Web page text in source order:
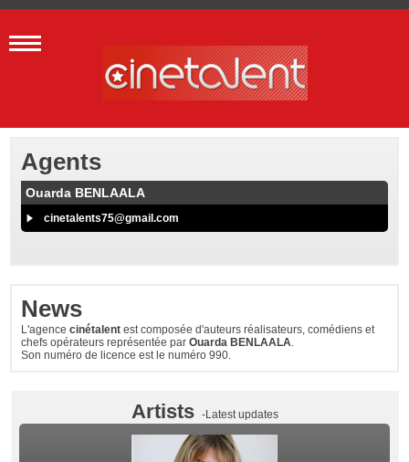
News
L'agencecinétalent est composée d'auteurs réalisateurs, comédiens et
chefs opérateurs représentée parOuarda BENLAALA.
Son numéro de licence est le numéro 990.
Agents
Ouarda BENLAALA
cinetalents75@gmail.com
Artists -Latest updates